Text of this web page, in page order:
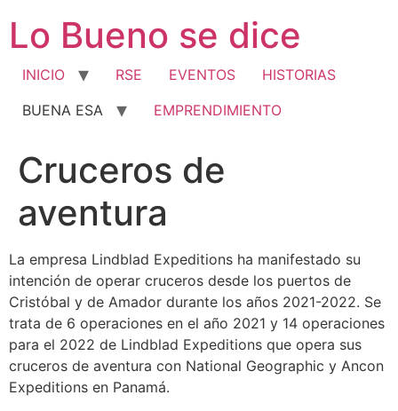
contenido
Lo Bueno se dice
INICIO RSE EVENTOS
HISTORIAS
BUENA ESA
EMPRENDIMIENTO
Cruceros de
aventura
La empresa Lindblad Expeditions ha manifestado su
intención de operar cruceros desde los puertos de
Cristóbal y de Amador durante los años 2021-2022. Se
trata de 6 operaciones en el año 2021 y 14 operaciones
para el 2022 de Lindblad Expeditions que opera sus
cruceros de aventura con National Geographic y Ancon
Expeditions en Panamá.